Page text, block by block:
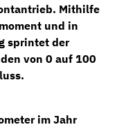
Mithilfe
und in
sprintet der
von 0 auf 100
im Jahr